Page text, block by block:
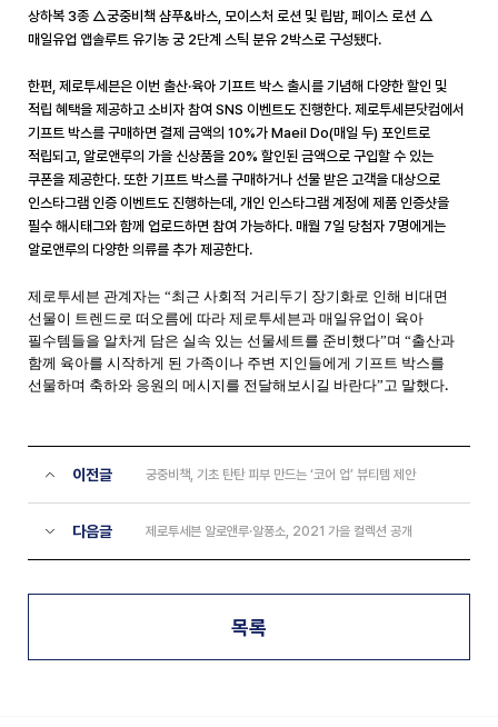
상하복 3종 △궁중비책 샴푸&바스 모이스처 로션 및 립밤 페이스 로션 △
매일유업 앱솔루트 유기농 궁 2단계 스틱 분유 2박스로 구성됐다.
한편 제로투세븐은 이번 출산·육아 기프트 박스 출시를 기념해 다양한 할인 및
적립 혜택을 제공하고 소비자 참여 SNS 이벤트도 진행한다. 제로투세븐닷컴에서
기프트 박스를 구매하면 결제 금액의 10%가 Maeil Do(매일 두) 포인트로
적립되고 알로앤루의 가을 신상품을 20% 할인된 금액으로 구입할 수 있는
쿠폰을 제공한다. 또한 기프트 박스를 구매하거나 선물 받은 고객을 대상으로
인스타그램 인증 이벤트도 진행하는데 개인 인스타그램 계정에 제품 인증샷을
필수 해시태그와 함께 업로드하면 참여 가능하다. 매월 7일 당첨자 7명에게는
알로앤루의 다양한 의류를 추가 제공한다.
제로투세븐 관계자는 “최근 사회적 거리두기 장기화로 인해 비대면
선물이 트렌드로 떠오름에 따라 제로투세븐과 매일유업이 육아
필수템들을 알차게 담은 실속 있는 선물세트를 준비했다”며 “출산과
함께 육아를 시작하게 된 가족이나 주변 지인들에게 기프트 박스를
선물하며 축하와 응원의 메시지를 전달해보시길 바란다”고 말했다.
이전글 궁중비책, 기초 탄탄 피부 만드는 ‘코어 업’ 뷰티템 제안
다음글 제로투세븐 알로앤루·알퐁소, 2021 가을 컬렉션 공개
목록